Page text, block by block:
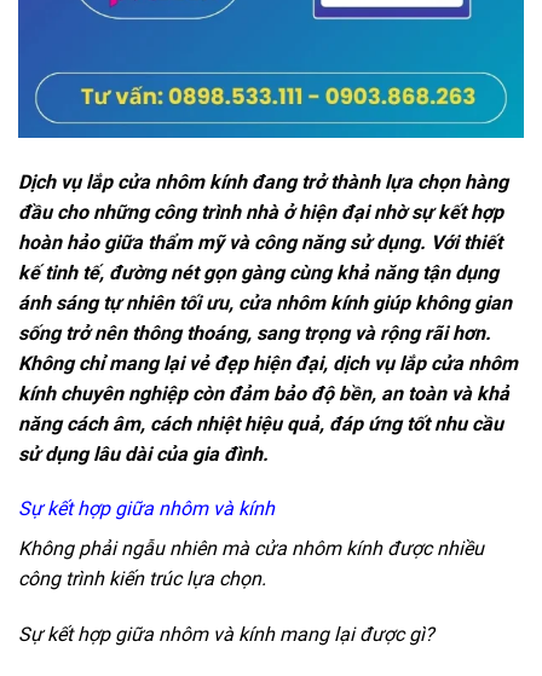
Dịch vụ lắp cửa nhôm kính đang trở thành lựa chọn hàng
đầu cho những công trình nhà ở hiện đại nhờ sự kết hợp
hoàn hảo giữa thẩm mỹ và công năng sử dụng. Với thiết
kế tinh tế, đường nét gọn gàng cùng khả năng tận dụng
ánh sáng tự nhiên tối ưu, cửa nhôm kính giúp không gian
sống trở nên thông thoáng, sang trọng và rộng rãi hơn.
Không chỉ mang lại vẻ đẹp hiện đại, dịch vụ lắp cửa nhôm
kính chuyên nghiệp còn đảm bảo độ bền, an toàn và khả
năng cách âm, cách nhiệt hiệu quả, đáp ứng tốt nhu cầu
sử dụng lâu dài của gia đình.
Sự kết hợp giữa nhôm và kính
Không phải ngẫu nhiên mà cửa nhômkính được nhiều
công trình kiến trúc lựa chọn.
Sự kết hợp giữa nhôm và kính mang lại được gì?